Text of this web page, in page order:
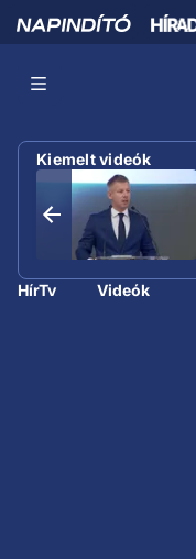
Kiemelt videók
HírTv Videók